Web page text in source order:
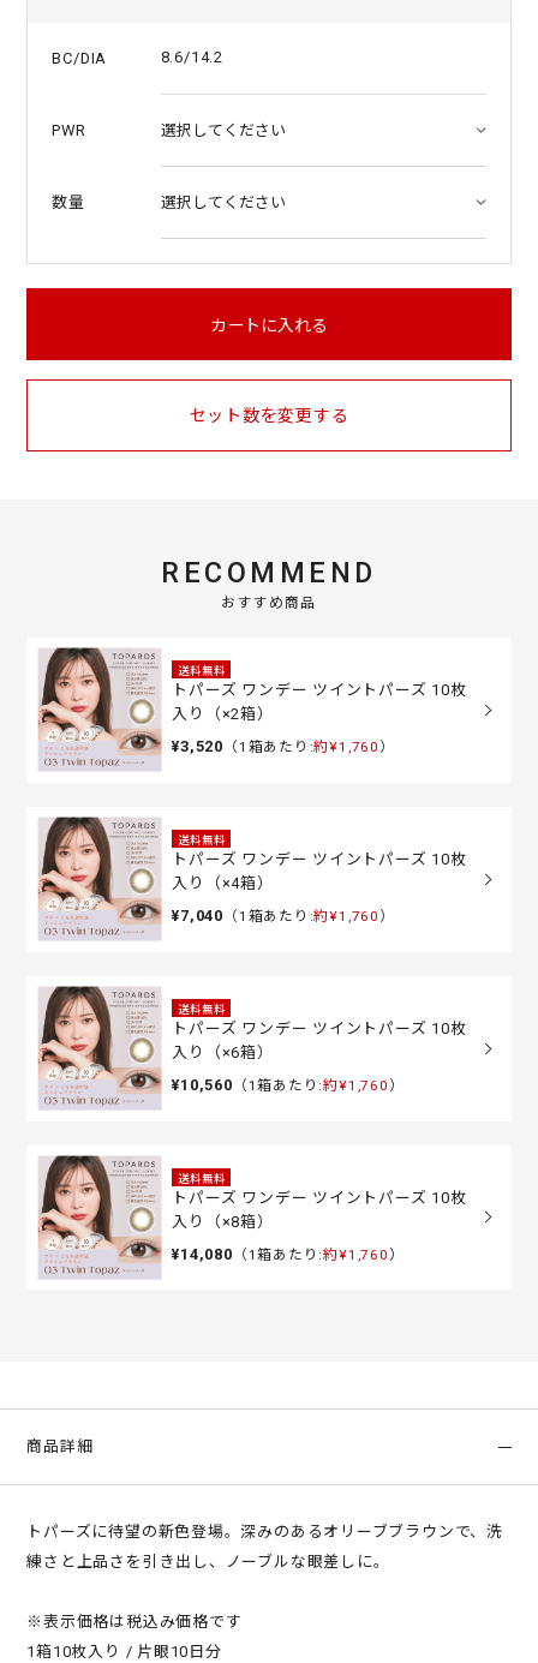
BC/DIA 8.6/14.2
PWR
数量
カートに入れる
セット数を変更する
RECOMMEND
おすすめ商品
送料無料
トパーズ ワンデー ツイントパーズ 10枚
入り（×2箱）
¥3,520 （1箱あたり:約¥1,760 ）
送料無料
トパーズ ワンデー ツイントパーズ 10枚
入り（×4箱）
¥7,040 （1箱あたり:約¥1,760 ）
送料無料
トパーズ ワンデー ツイントパーズ 10枚
入り（×6箱）
¥10,560 （1箱あたり:約¥1,760 ）
送料無料
トパーズ ワンデー ツイントパーズ 10枚
入り（×8箱）
¥14,080 （1箱あたり:約¥1,760 ）
商品詳細
トパーズに待望の新色登場。深みのあるオリーブブラウンで、洗
練さと上品さを引き出し、ノーブルな眼差しに。
※表示価格は税込み価格です
1箱10枚入り / 片眼10日分